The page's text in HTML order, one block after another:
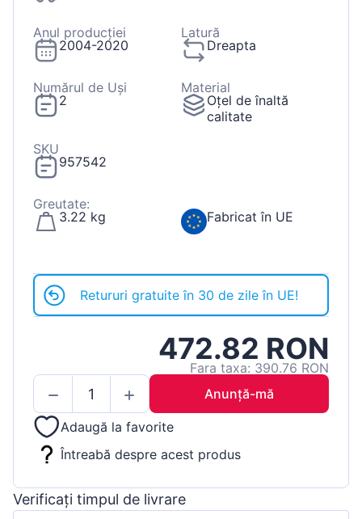
Anul producției
2004-2020
Latură
Dreapta
Numărul de Uși
2
Material
Oțel de înaltă
calitate
SKU
957542
Greutate:
3.22 kg
Fabricat în UE
Retururi gratuite în 30 de zile în UE!
472.82 RON
Fara taxa: 390.76 RON
Anunță-mă
Adaugă la favorite
Întreabă despre acest produs
Verificați timpul de livrare